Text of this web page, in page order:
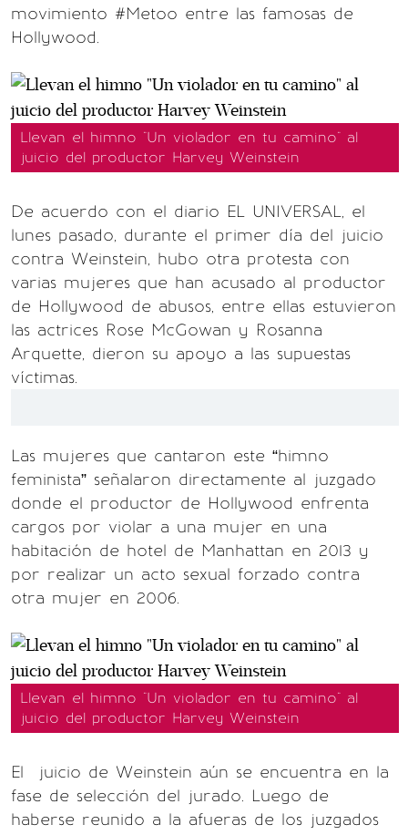
movimiento #Metoo entre las famosas de
Hollywood.
Llevan el himno "Un violador en tu camino" al
juicio del productor Harvey Weinstein
De acuerdo con el diario EL UNIVERSAL, el
lunes pasado, durante el primer día del juicio
contra Weinstein, hubo otra protesta con
varias mujeres que han acusado al productor
de Hollywood de abusos, entre ellas estuvieron
las actrices Rose McGowan y Rosanna
Arquette, dieron su apoyo a las supuestas
víctimas.
Las mujeres que cantaron este “himno
feminista” señalaron directamente al juzgado
donde el productor de Hollywood enfrenta
cargos por violar a una mujer en una
habitación de hotel de Manhattan en 2013 y
por realizar un acto sexual forzado contra
otra mujer en 2006.
Llevan el himno "Un violador en tu camino" al
juicio del productor Harvey Weinstein
El juicio de Weinstein aún se encuentra en la
fase de selección del jurado. Luego de
haberse reunido a la afueras de los juzgados